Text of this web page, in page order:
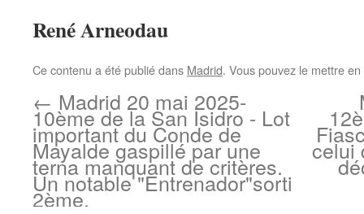
René Arneodau
Ce contenu a été publié dans Madrid. Vous pouvez le mettre
← Madrid 20 mai 2025-
10ème de la San Isidro - Lot
important du Conde de
Mayalde gaspillé par une
terna manquant de critères.
Un notable "Entrenador"sorti
2ème.
celui